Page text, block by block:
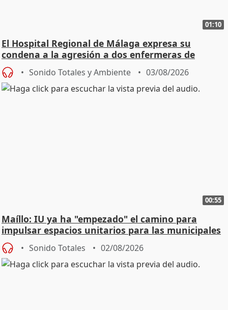
01:10
El Hospital Regional de Málaga expresa su
condena a la agresión a dos enfermeras de
Urgencias
Sonido Totales y Ambiente 03/08/2026
00:55
Maíllo: IU ya ha "empezado" el camino para
impulsar espacios unitarios para las municipales
Sonido Totales 02/08/2026